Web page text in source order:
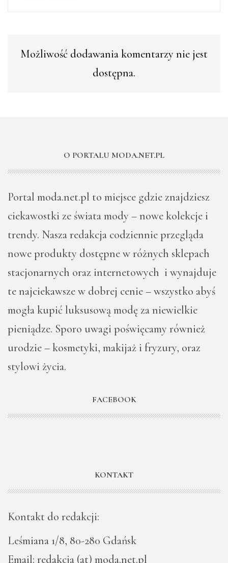
Możliwość dodawania komentarzy nie jest
dostępna.
O PORTALU MODA.NET.PL
Portal moda.net.pl to miejsce gdzie znajdziesz
ciekawostki ze świata mody – nowe kolekcje i
trendy. Nasza redakcja codziennie przegląda
nowe produkty dostępne w różnych sklepach
stacjonarnych oraz internetowych i wynajduje
te najciekawsze w dobrej cenie – wszystko abyś
mogła kupić luksusową modę za niewielkie
pieniądze. Sporo uwagi poświęcamy również
urodzie – kosmetyki, makijaż i fryzury, oraz
stylowi życia.
FACEBOOK
KONTAKT
Kontakt do redakcji:
Leśmiana 1/8, 80-280 Gdańsk
Email: redakcja (at) moda.net.pl